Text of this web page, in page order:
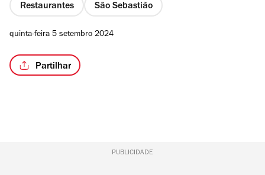
Restaurantes São Sebastião
quinta-feira 5 setembro 2024
Partilhar
PUBLICIDADE